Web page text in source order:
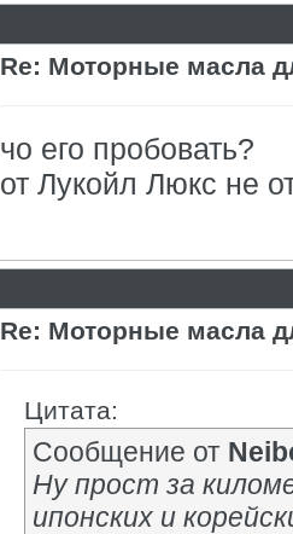
Re: Моторные масла
чо его пробовать?
от Лукойл Люкс не
Re: Моторные масла
Цитата:
Сообщение от
Ну прост за
ипонских и